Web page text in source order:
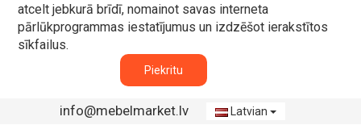
atcelt jebkurā brīdī, nomainot savas interneta
pārlūkprogrammas iestatījumus un izdzēšot ierakstītos
sīkfailus.
Piekritu
info@mebelmarket.lv Latvian